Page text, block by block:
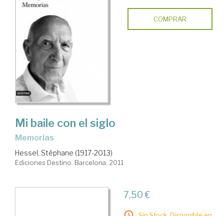
COMPRAR
Mi baile con el siglo
memorias
Hessel, Stéphane (1917-2013)
Ediciones Destino. Barcelona, 2011
7,50 €